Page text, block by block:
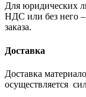
Для юридических
НДС или без него
заказа.
Доставка
Доставка
осуществляется